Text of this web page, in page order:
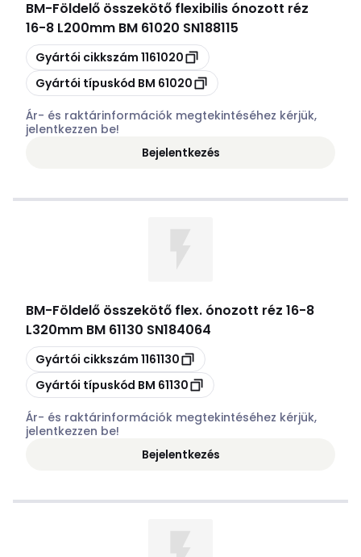
BM-Földelő összekötő flexibilis ónozott réz
16-8 L200mm BM 61020 SN188115
Másolás
Gyártói cikkszám 1161020
Másolás
Gyártói típuskód BM 61020
Ár- és raktárinformációk megtekintéséhez kérjük,
jelentkezzen be!
Bejelentkezés
BM-Földelő összekötő flex. ónozott réz 16-8
L320mm BM 61130 SN184064
Másolás
Gyártói cikkszám 1161130
Másolás
Gyártói típuskód BM 61130
Ár- és raktárinformációk megtekintéséhez kérjük,
jelentkezzen be!
Bejelentkezés